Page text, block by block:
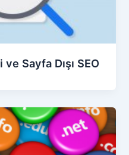
Sayfa Dışı SEO